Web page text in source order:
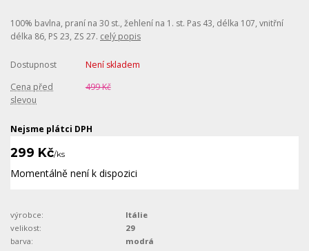
100% bavlna, praní na 30 st., žehlení na 1. st. Pas 43, délka 107, vnitřní
délka 86, PS 23, ZS 27. celý popis
Dostupnost
Není skladem
Cena před
slevou
499 Kč
Nejsme plátci DPH
299 Kč/ks
Momentálně není k dispozici
výrobce:
Itálie
velikost:
29
barva:
modrá